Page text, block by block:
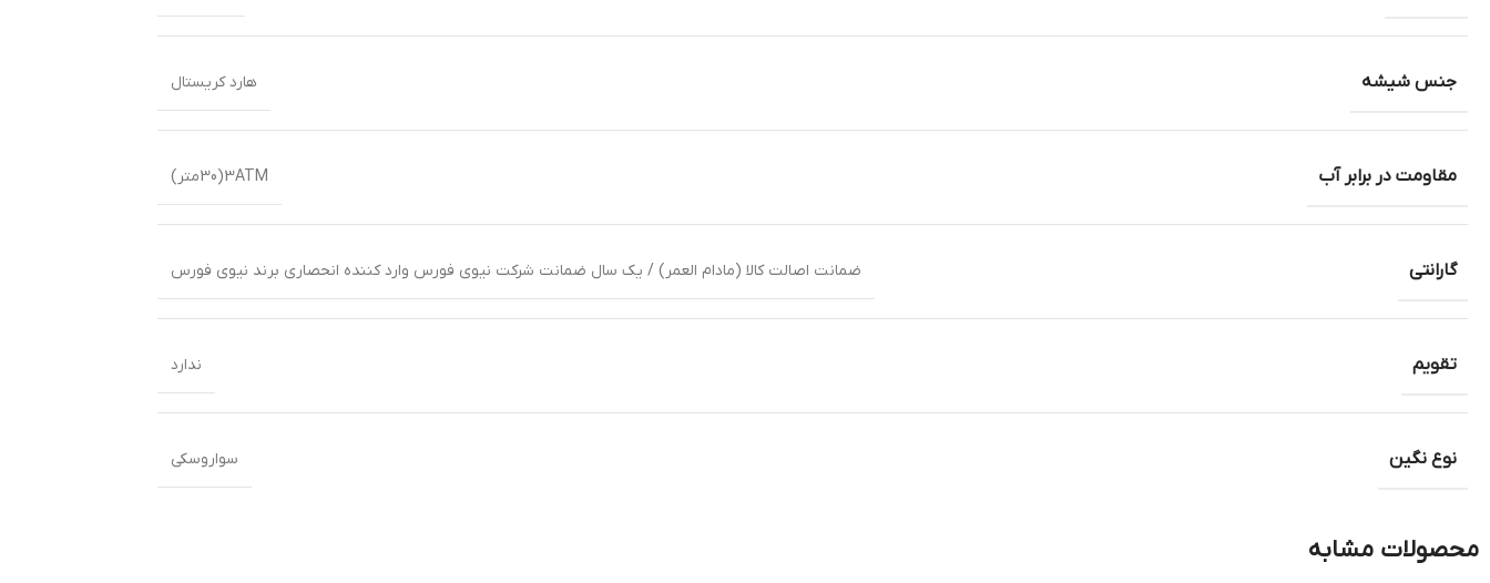
جنس شیشه هارد کریستال
مقاومت در برابر آب 3ATM(30متر)
گارانتی ضمانت اصالت کالا (مادام العمر) / یک سال ضمانت شرکت نیوی فورس وارد کننده انحصاری برند نیوی فورس
تقویم ندارد
نوع نگین سواروسکی
محصولات مشابه